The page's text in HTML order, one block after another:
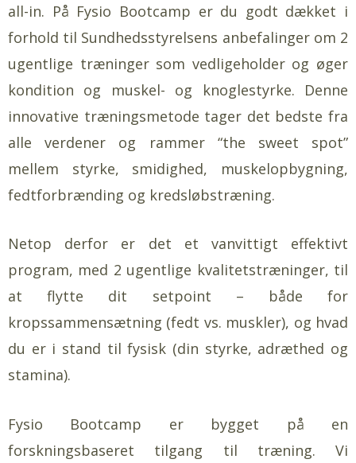
all-in. På Fysio Bootcamp er du godt dækket i
forhold til Sundhedsstyrelsens anbefalinger om 2
ugentlige træninger som vedligeholder og øger
kondition og muskel- og knoglestyrke. Denne
innovative træningsmetode tager det bedste fra
alle verdener og rammer “the sweet spot”
mellem styrke, smidighed, muskelopbygning,
fedtforbrænding og kredsløbstræning.
Netop derfor er det et vanvittigt effektivt
program, med 2 ugentlige kvalitetstræninger, til
at flytte dit setpoint – både for
kropssammensætning (fedt vs. muskler), og hvad
du er i stand til fysisk (din styrke, adræthed og
stamina).
Fysio Bootcamp er bygget på en
forskningsbaseret tilgang til træning. Vi